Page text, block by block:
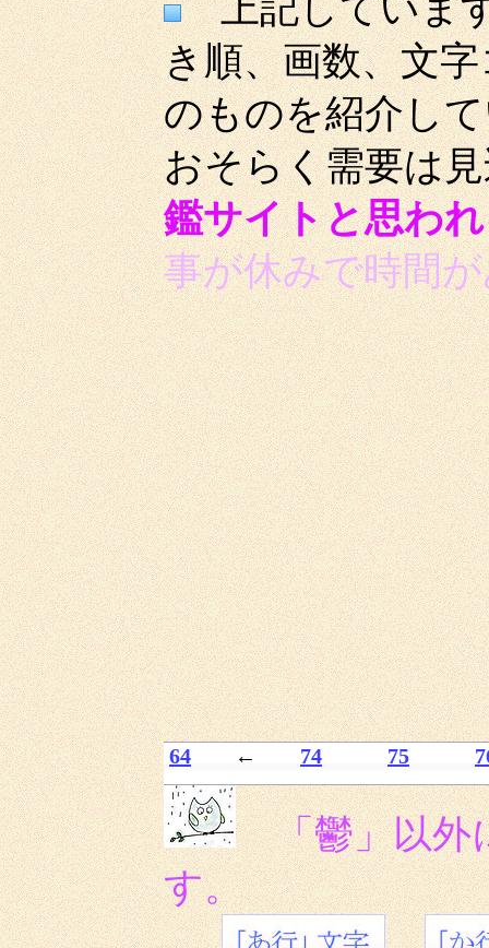
上記しています
き順、画数、文
のものを紹介し
おそらく需要は
鑑サイトと思わ
事が休みで時間
64 ← 74 75
「鬱」以外
す。